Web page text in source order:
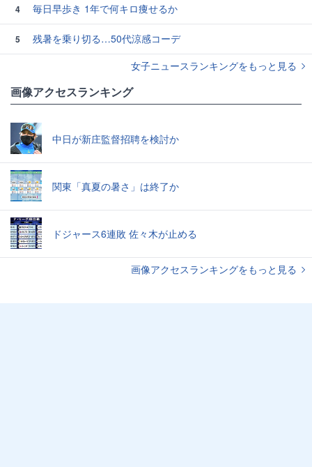
4 毎日早歩き 1年で何キロ痩せるか
5
残暑を乗り切る…50代涼感コーデ
女子ニュースランキングをもっと見る
画像アクセスランキング
中日が新庄監督招聘を検討か
関東「真夏の暑さ」は終了か
ドジャース6連敗 佐々木が止める
画像アクセスランキングをもっと見る